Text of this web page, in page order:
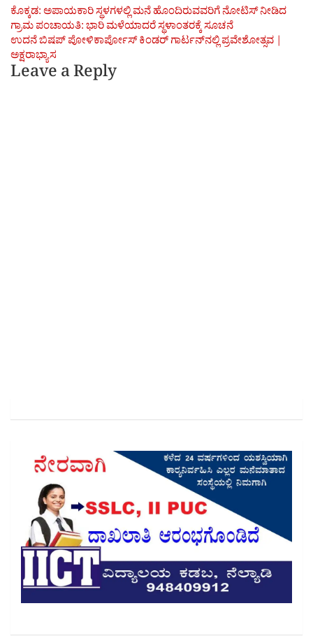
Post
navigation
ಕೊಕ್ಕಡ: ಅಪಾಯಕಾರಿ ಸ್ಥಳಗಳಲ್ಲಿ ಮನೆ ಹೊಂದಿರುವವರಿಗೆ ನೋಟಿಸ್ ನೀಡಿದ
ಗ್ರಾಮ ಪಂಚಾಯತಿ: ಭಾರಿ ಮಳೆಯಾದರೆ ಸ್ಥಳಾಂತರಕ್ಕೆ ಸೂಚನೆ
ಉದನೆ ಬಿಷಪ್ ಪೋಳಿಕಾರ್ಪೋಸ್ ಕಿಂಡರ್ ಗಾರ್ಟನ್‌ನಲ್ಲಿ ಪ್ರವೇಶೋತ್ಸವ |
ಅಕ್ಷರಾಭ್ಯಾಸ
Leave a Reply